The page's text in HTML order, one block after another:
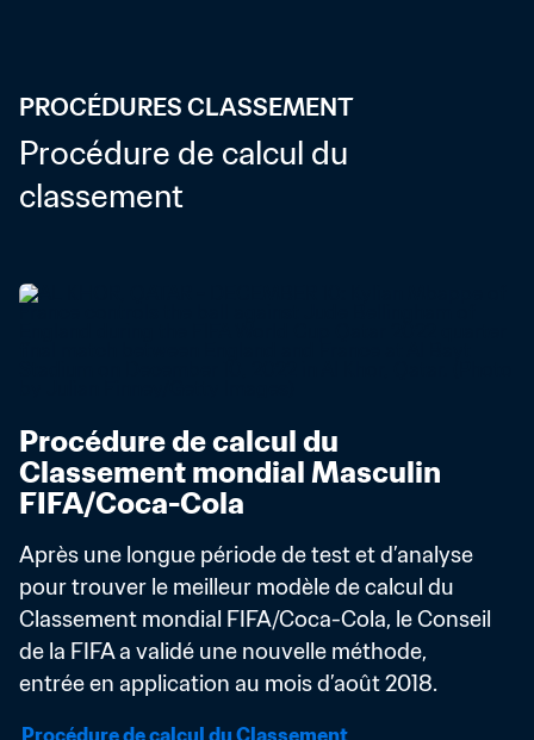
PROCÉDURES CLASSEMENT
Procédure de calcul du
classement
Procédure de calcul du
Classement mondial Masculin
FIFA/Coca-Cola
Après une longue période de test et d’analyse
pour trouver le meilleur modèle de calcul du
Classement mondial FIFA/Coca-Cola, le Conseil
de la FIFA a validé une nouvelle méthode,
entrée en application au mois d’août 2018.
Procédure de calcul du Classement